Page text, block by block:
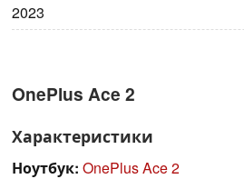
2023
OnePlus Ace 2
Характеристики
Ноутбук: OnePlus Ace 2